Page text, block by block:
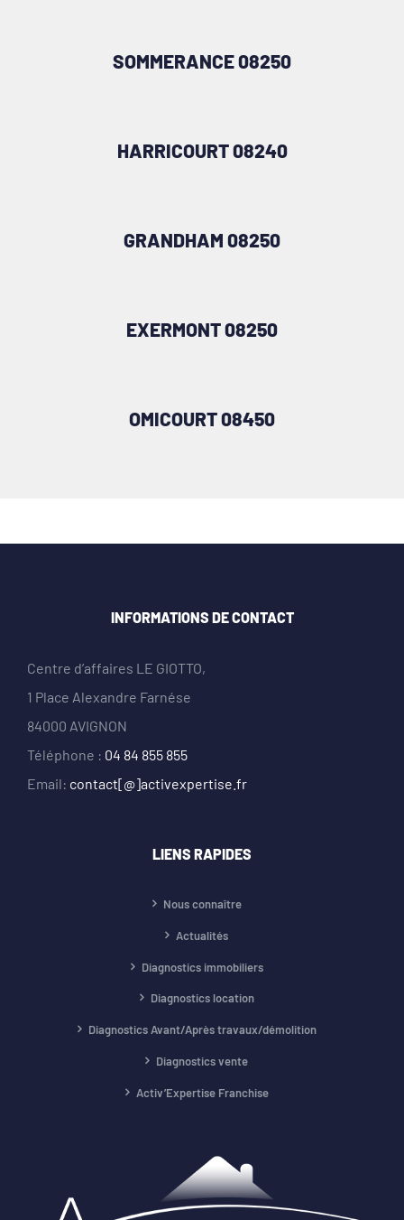
SOMMERANCE 08250
HARRICOURT 08240
GRANDHAM 08250
EXERMONT 08250
OMICOURT 08450
INFORMATIONS DE CONTACT
Centre d’affaires LE GIOTTO,
1 Place Alexandre Farnése
84000 AVIGNON
Téléphone : 04 84 855 855
Email: contact[@]activexpertise.fr
LIENS RAPIDES
Nous connaître
Actualités
Diagnostics immobiliers
Diagnostics location
Diagnostics Avant/Après travaux/démolition
Diagnostics vente
Activ’Expertise Franchise